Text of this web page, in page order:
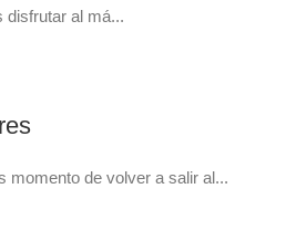
disfrutar al má...
momento de volver a salir al...